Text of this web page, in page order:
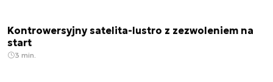
Kontrowersyjny satelita-lustro z zezwoleniem na
start
3 min.